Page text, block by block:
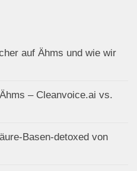
auf Ähms und wie wir
– Cleanvoice.ai vs.
Basen-detoxed von